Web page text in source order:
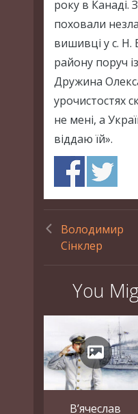
року в Канаді.
поховали
вишивці у с. Н.
району поруч
Дружина
урочистостях
не мені, а
віддаю їй».
Володимир
Сінклер
You
В’ячеслав